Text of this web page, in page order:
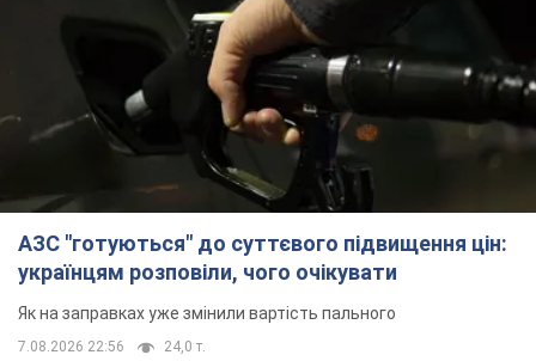
АЗС "готуються" до суттєвого підвищення цін:
українцям розповіли, чого очікувати
Як на заправках уже змінили вартість пального
7.08.2026 22:56 24,0 т.